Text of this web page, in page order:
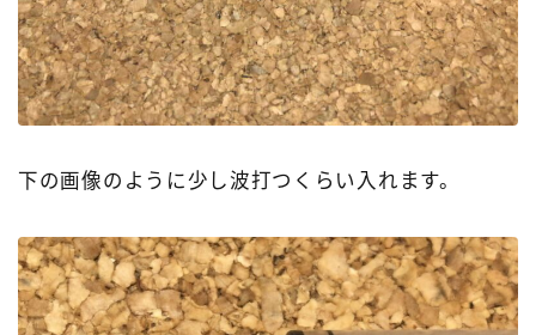
下の画像のように少し波打つくらい入れます。